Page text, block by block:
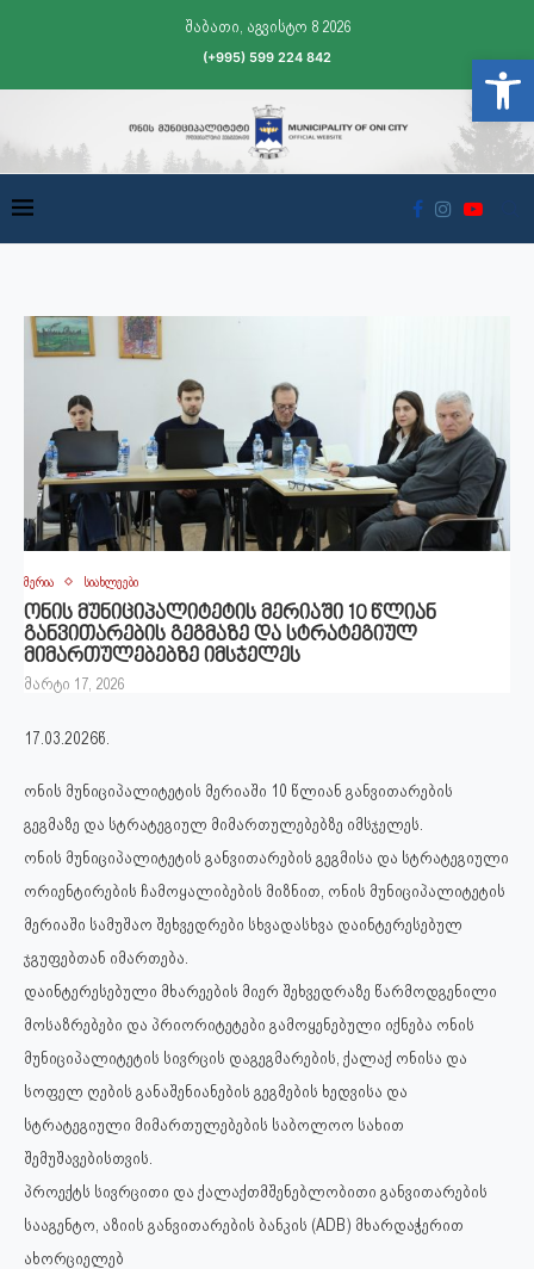
შაბათი, აგვისტო 8 2026
(+995) 599 224 842
მერია სიახლეები
ონის მუნიციპალიტეტის მერიაში 10 წლიან
განვითარების გეგმაზე და სტრატეგიულ
მიმართულებებზე იმსჯელეს
მარტი 17, 2026
17.03.2026წ.
ონის მუნიციპალიტეტის მერიაში 10 წლიან განვითარების
გეგმაზე და სტრატეგიულ მიმართულებებზე იმსჯელეს.
ონის მუნიციპალიტეტის განვითარების გეგმისა და სტრატეგიული
ორიენტირების ჩამოყალიბების მიზნით, ონის მუნიციპალიტეტის
მერიაში სამუშაო შეხვედრები სხვადასხვა დაინტერესებულ
ჯგუფებთან იმართება.
დაინტერესებული მხარეების მიერ შეხვედრაზე წარმოდგენილი
მოსაზრებები და პრიორიტეტები გამოყენებული იქნება ონის
მუნიციპალიტეტის სივრცის დაგეგმარების, ქალაქ ონისა და
სოფელ ღების განაშენიანების გეგმების ხედვისა და
სტრატეგიული მიმართულებების საბოლოო სახით
შემუშავებისთვის.
პროექტს სივრცითი და ქალაქთმშენებლობითი განვითარების
სააგენტო, აზიის განვითარების ბანკის (ADB) მხარდაჭერით
ახორციელებ